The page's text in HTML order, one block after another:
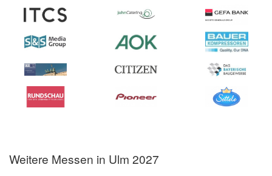
Weitere Messen in Ulm 2027